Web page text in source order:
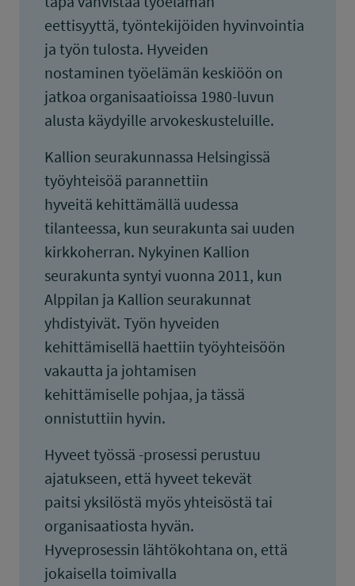
eettisyyttä, työntekijöiden hyvinvointia
ja työn tulosta. Hyveiden
nostaminen työelämän keskiöön on
jatkoa organisaatioissa 1980-luvun
alusta käydyille arvokeskusteluille.
Kallion seurakunnassa Helsingissä
työyhteisöä parannettiin
hyveitä kehittämällä uudessa
tilanteessa, kun seurakunta sai uuden
kirkkoherran. Nykyinen Kallion
seurakunta syntyi vuonna 2011, kun
Alppilan ja Kallion seurakunnat
yhdistyivät. Työn hyveiden
kehittämisellä haettiin työyhteisöön
vakautta ja johtamisen
kehittämiselle pohjaa, ja tässä
onnistuttiin hyvin.
Hyveet työssä -prosessi perustuu
ajatukseen, että hyveet tekevät
paitsi yksilöstä myös yhteisöstä tai
organisaatiosta hyvän.
Hyveprosessin lähtökohtana on, että
jokaisella toimivalla